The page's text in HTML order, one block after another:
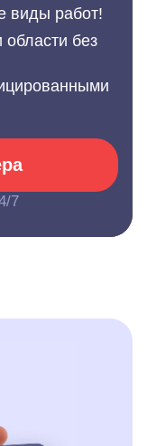
виды работ!
без
7